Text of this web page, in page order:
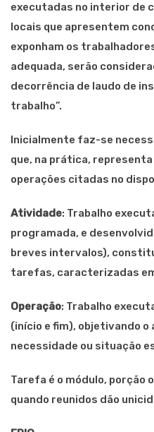
executadas no interior de
locais que apresentem
exponham os
adequada, serão
decorrência de laudo de
trabalho”.
Inicialmente faz-se
que, na prática,
operações citadas no
Atividade: Trabalho
programada, e
breves intervalos),
tarefas, caracterizadas
Operação: Trabalho
(início e fim), objetivando
necessidade ou situação
Tarefa é o módulo, porção
quando reunidos dão